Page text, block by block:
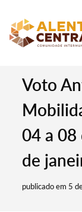
Voto
04 a 08
de
publicado em 5